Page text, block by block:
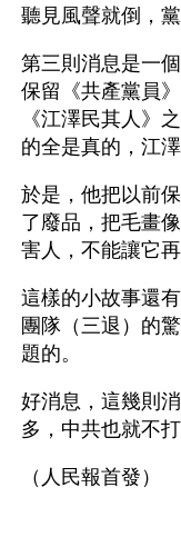
聽見風聲就倒，
第三則消息是一
保留《共產黨員
《江澤民其人》
的全是真的，江
於是，他把以前
了廢品，把毛畫
害人，不能讓它再
這樣的小故事還
團隊（三退）的
題的。
好消息，這幾則
多，中共也就不